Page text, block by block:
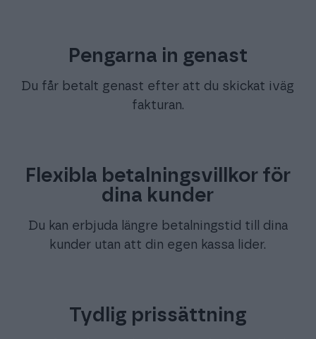
Pengarna in genast
Du får betalt genast efter att du skickat iväg
fakturan.
Flexibla betalningsvillkor för
dina kunder
Du kan erbjuda längre betalningstid till dina
kunder utan att din egen kassa lider.
Tydlig prissättning